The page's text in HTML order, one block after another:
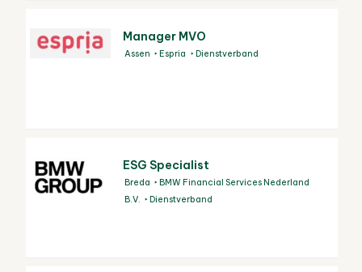
Manager MVO
Assen Espria Dienstverband
ESG Specialist
Breda
BMW Financial Services Nederland
B.V.
Dienstverband